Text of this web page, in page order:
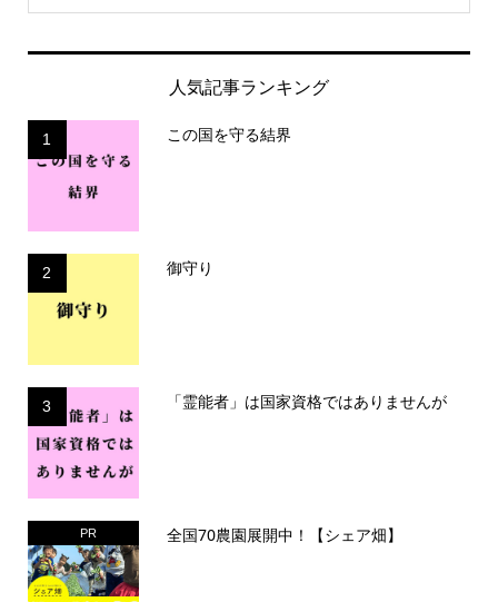
人気記事ランキング
1 この国を守る結界
2 御守り
3 「霊能者」は国家資格ではありませんが
PR 全国70農園展開中！【シェア畑】